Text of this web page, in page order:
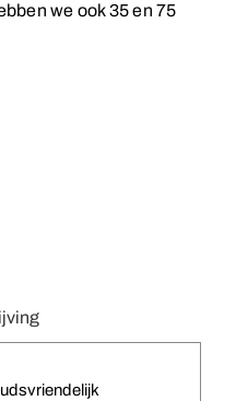
we ook 35 en 75